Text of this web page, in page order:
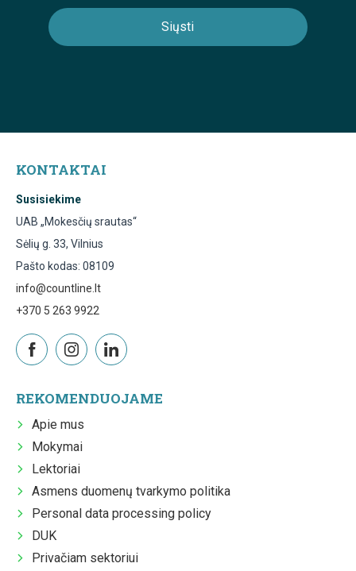
KONTAKTAI
Susisiekime
UAB „Mokesčių srautas“
Sėlių g. 33, Vilnius
Pašto kodas: 08109
info@countline.lt
+370 5 263 9922
REKOMENDUOJAME
Apie mus
Mokymai
Lektoriai
Asmens duomenų tvarkymo politika
Personal data processing policy
DUK
Privačiam sektoriui